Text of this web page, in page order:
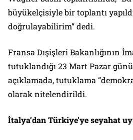
büyükelçisiyle bir toplantı
doğrulayabilirim” dedi.
Fransa Dışişleri Bakanlığının
tutuklandığı 23 Mart Pazar
açıklamada, tutuklama
olarak nitelendirildi.
İtalya’dan Türkiye’ye seyahat